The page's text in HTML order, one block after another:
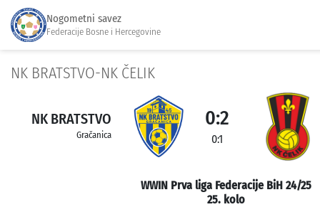
Nogometni savez
Federacije Bosne i Hercegovine
NK BRATSTVO-NK ČELIK
NK BRATSTVO
Gračanica
0:2
0:1
WWIN Prva liga Federacije BiH 24/25
25. kolo